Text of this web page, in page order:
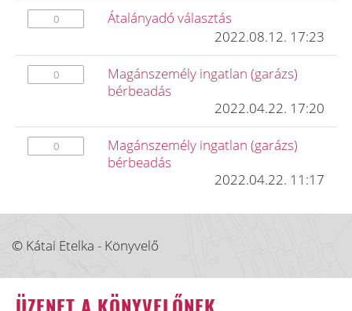
0
Átalányadó választás
2022.08.12. 17:23
0
Magánszemély ingatlan (garázs)
bérbeadás
2022.04.22. 17:20
0
Magánszemély ingatlan (garázs)
bérbeadás
2022.04.22. 11:17
© Kátai Etelka - Könyvelő